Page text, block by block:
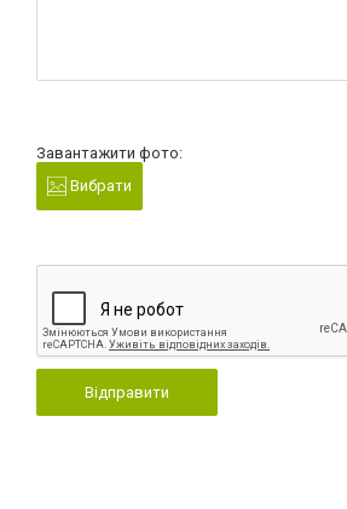
Завантажити фото:
Вибрати
Відправити